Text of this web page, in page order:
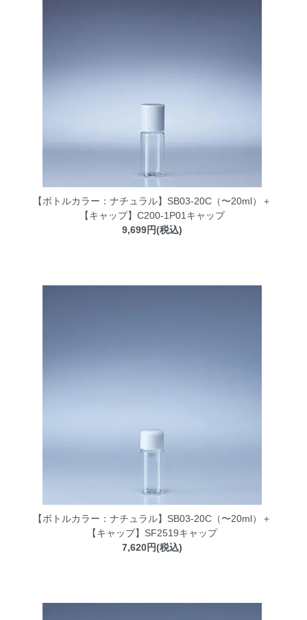
【ボトルカラー：ナチュラル】SB03-20C（〜20ml）＋
【キャップ】C200-1P01キャップ
9,699円(税込)
【ボトルカラー：ナチュラル】SB03-20C（〜20ml）＋
【キャップ】SF2519キャップ
7,620円(税込)